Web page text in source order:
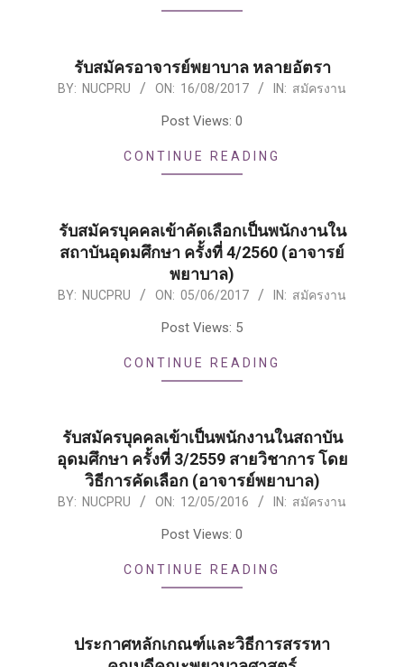
รับสมัครอาจารย์พยาบาล หลายอัตรา
2017-
BY: NUCPRU ON: 16/08/2017 IN: สมัครงาน
Post Views: 0
CONTINUE READING
รับสมัครบุคคลเข้าคัดเลือกเป็นพนักงานใน
สถาบันอุดมศึกษา ครั้งที่ 4/2560 (อาจารย์
พยาบาล)
2017-
BY: NUCPRU ON: 05/06/2017 IN: สมัครงาน
Post Views: 5
CONTINUE READING
รับสมัครบุคคลเข้าเป็นพนักงานในสถาบัน
อุดมศึกษา ครั้งที่ 3/2559 สายวิชาการ โดย
วิธีการคัดเลือก (อาจารย์พยาบาล)
2016-
BY: NUCPRU ON: 12/05/2016 IN: สมัครงาน
Post Views: 0
CONTINUE READING
ประกาศหลักเกณฑ์และวิธีการสรรหา